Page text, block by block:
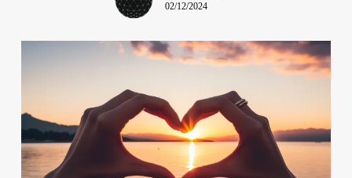
02/12/2024